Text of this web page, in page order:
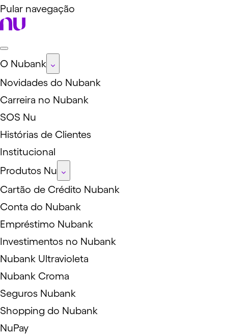
Pular navegação
O Nubank
Novidades do Nubank
Carreira no Nubank
SOS Nu
Histórias de Clientes
Institucional
Produtos Nu
Cartão de Crédito Nubank
Conta do Nubank
Empréstimo Nubank
Investimentos no Nubank
Nubank Ultravioleta
Nubank Croma
Seguros Nubank
Shopping do Nubank
NuPay